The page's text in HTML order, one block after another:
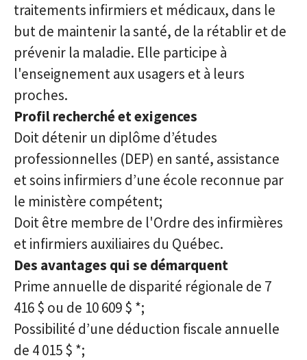
traitements infirmiers et médicaux, dans le
but de maintenir la santé, de la rétablir et de
prévenir la maladie. Elle participe à
l'enseignement aux usagers et à leurs
proches.
Profil recherché et exigences
Doit détenir un diplôme d’études
professionnelles (DEP) en santé, assistance
et soins infirmiers d’une école reconnue par
le ministère compétent;
Doit être membre de l'Ordre des infirmières
et infirmiers auxiliaires du Québec.
Des avantages qui se démarquent
Prime annuelle de disparité régionale de 7
416 $ ou de 10 609 $ *;
Possibilité d’une déduction fiscale annuelle
de 4 015 $ *;